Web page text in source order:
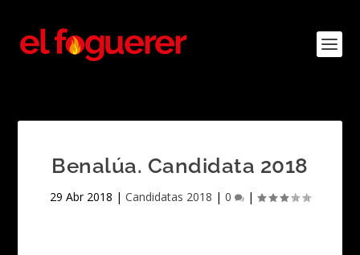
Benalúa. Candidata 2018
29 Abr 2018 | Candidatas 2018 | 0 |